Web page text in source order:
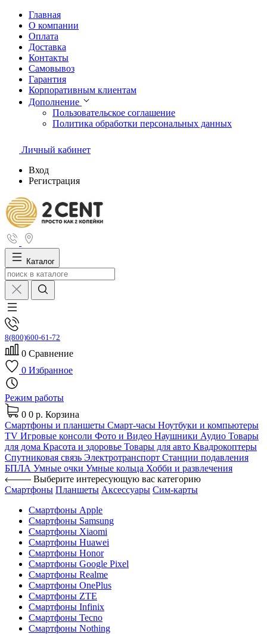
Главная
О компании
Оплата
Доставка
Контакты
Самовывоз
Гарантия
Корпоративным клиентам
Дополнение
Пользовательское соглашение
Политика обработки персональных данных
Личный кабинет
Вход
Регистрация
Каталог
8(800)600-61-72
0 Сравнение
0 Избранное
Режим работы
0 0 р. Корзина
Смартфоны и планшеты Смарт-часы Ноутбуки и компьютеры
TV Игровые консоли Фото и Видео Наушники Аудио Товары
для дома Красота и здоровье Товары для авто Квадрокоптеры
Спутниковая связь Электротранспорт Станции подавления
БПЛА Умные очки Умные кольца Хобби и развлечения
Выберите интересующую вас категорию
Смартфоны Планшеты Аксессуары Сим-карты
Смартфоны Apple
Смартфоны Samsung
Смартфоны Xiaomi
Смартфоны Huawei
Смартфоны Honor
Смартфоны Google Pixel
Смартфоны Realme
Смартфоны OnePlus
Смартфоны ZTE
Смартфоны Infinix
Смартфоны Tecno
Смартфоны Nothing